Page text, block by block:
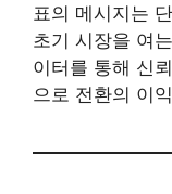
표의 메시지는
초기 시장을 여
이터를 통해 신
으로 전환의 이